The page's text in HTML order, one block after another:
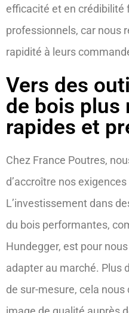
efficacité et en crédibilité
professionnels, car nous
rapidité à leurs
Vers des
de bois plus
rapides et
Chez France Poutres,
d’accroître nos
L’investissement dans
du bois performantes,
Hundegger, est pour
adapter au marché. Plus
de sur-mesure, cela nous